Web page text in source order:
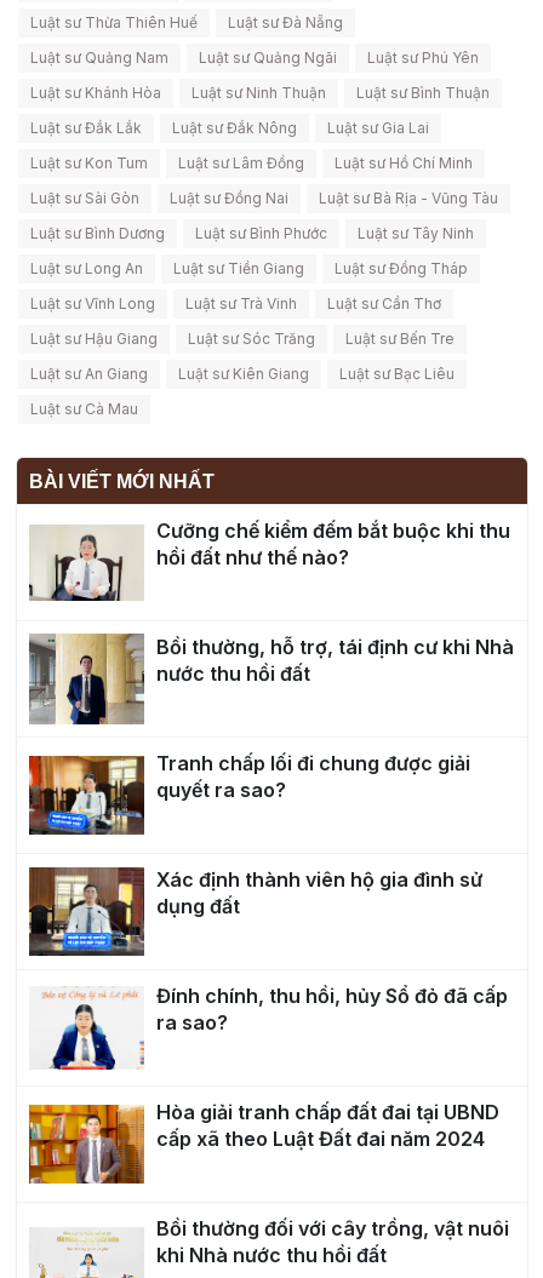
Luật sư Thừa Thiên Huế
Luật sư Đà Nẵng
Luật sư Quảng Nam
Luật sư Quảng Ngãi
Luật sư Phú Yên
Luật sư Khánh Hòa
Luật sư Ninh Thuận
Luật sư Bình Thuận
Luật sư Đắk Lắk
Luật sư Đắk Nông
Luật sư Gia Lai
Luật sư Kon Tum
Luật sư Lâm Đồng
Luật sư Hồ Chí Minh
Luật sư Sài Gòn
Luật sư Đồng Nai
Luật sư Bà Rịa - Vũng Tàu
Luật sư Bình Dương
Luật sư Bình Phước
Luật sư Tây Ninh
Luật sư Long An
Luật sư Tiền Giang
Luật sư Đồng Tháp
Luật sư Vĩnh Long
Luật sư Trà Vinh
Luật sư Cần Thơ
Luật sư Hậu Giang
Luật sư Sóc Trăng
Luật sư Bến Tre
Luật sư An Giang
Luật sư Kiên Giang
Luật sư Bạc Liêu
Luật sư Cà Mau
BÀI VIẾT MỚI NHẤT
Cưỡng chế kiểm đếm bắt buộc khi thu
hồi đất như thế nào?
Bồi thường, hỗ trợ, tái định cư khi Nhà
nước thu hồi đất
Tranh chấp lối đi chung được giải
quyết ra sao?
Xác định thành viên hộ gia đình sử
dụng đất
Đính chính, thu hồi, hủy Sổ đỏ đã cấp
ra sao?
Hòa giải tranh chấp đất đai tại UBND
cấp xã theo Luật Đất đai năm 2024
Bồi thường đối với cây trồng, vật nuôi
khi Nhà nước thu hồi đất